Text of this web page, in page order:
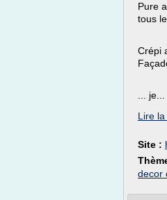
Pure
tous
Crépi
... je...
Lire
Site :
decor